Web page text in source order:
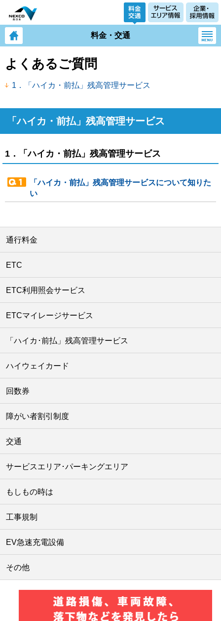
料金・交通
よくあるご質問
1．「ハイカ・前払」残高管理サービス
「ハイカ・前払」残高管理サービス
1．「ハイカ・前払」残高管理サービス
「ハイカ・前払」残高管理サービスについて知りた
い
通行料金
ETC
ETC利用照会サービス
ETCマイレージサービス
「ハイカ･前払」残高管理サービス
ハイウェイカード
回数券
障がい者割引制度
交通
サービスエリア･パーキングエリア
もしもの時は
工事規制
EV急速充電設備
その他